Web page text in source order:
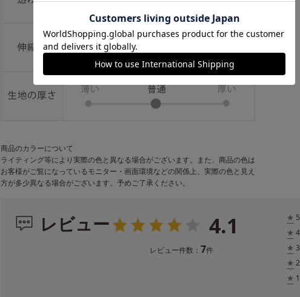
商品のカラーについて
ライティング等により実際の色と異なる場合がございます。また、商品の色は
お客様がご覧になっているモニター・画面環境などの関係上、実際の色と見え
方が多少異なる場合がございます。予めご了承ください。
レビュー 4.1
レビュー件数： 7件
★ 5
★ 4
★ 3
★ 2
★ 1